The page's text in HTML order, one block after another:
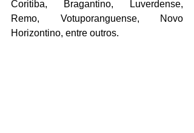
Coritiba, Bragantino, Luverdense,
Remo, Votuporanguense, Novo
Horizontino, entre outros.